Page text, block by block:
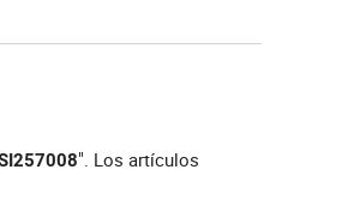
". Los artículos